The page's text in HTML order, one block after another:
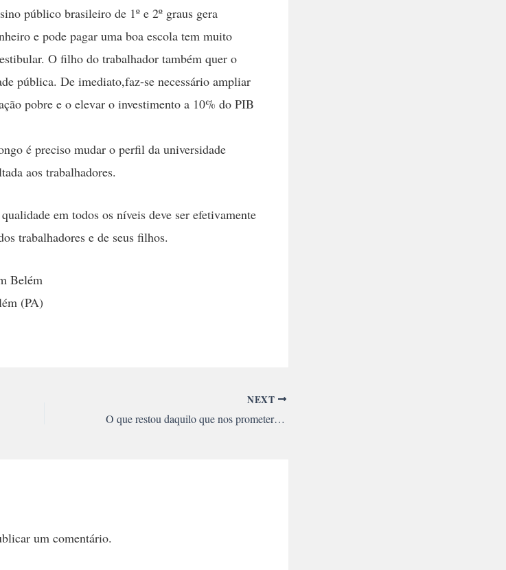
público brasileiro de 1º e 2º graus gera
e pode pagar uma boa escola tem muito
O filho do trabalhador também quer o
pública. De imediato,faz-se necessário ampliar
pobre e o elevar o investimento a 10% do PIB
é preciso mudar o perfil da universidade
aos trabalhadores.
em todos os níveis deve ser efetivamente
trabalhadores e de seus filhos.
Belém
(PA)
NEXT
O que restou daquilo que nos prometeram?
um comentário.